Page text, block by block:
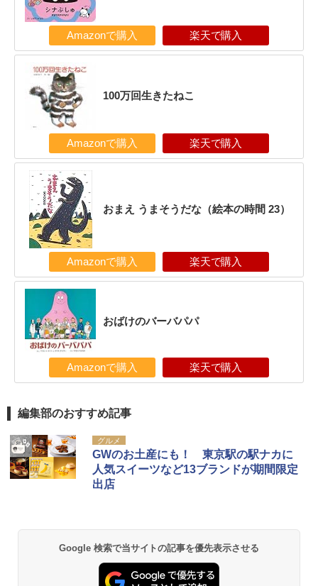
Amazonで購入 楽天で購入
100万回生きたねこ
Amazonで購入 楽天で購入
おまえ うまそうだな（絵本の時間 23）
Amazonで購入 楽天で購入
おばけのバーバパパ
Amazonで購入 楽天で購入
編集部のおすすめ記事
グルメ
GWのお土産にも！ 東京駅の駅ナカに
人気スイーツなど13ブランドが期間限定
出店
Google 検索で当サイトの記事を優先表示させる